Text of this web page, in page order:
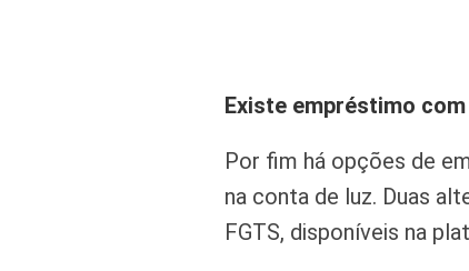
Existe empréstimo
Por fim há opções de
na conta de luz. Duas
FGTS, disponíveis na